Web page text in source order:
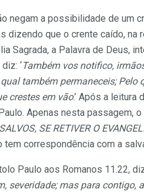
negam a possibilidade de um
dizendo que o crente caído, na
Sagrada, a Palavra de Deus,
‘Também vos notifico,
também permaneceis; Pelo
crestes em vão.’ Após a
Apenas nesta passagem,
SE RETIVER O
correspondência com a
Paulo aos Romanos 11.22,
severidade; mas para contigo,